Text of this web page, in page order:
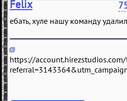
Felix
ебать, хуле нашу команду
https://